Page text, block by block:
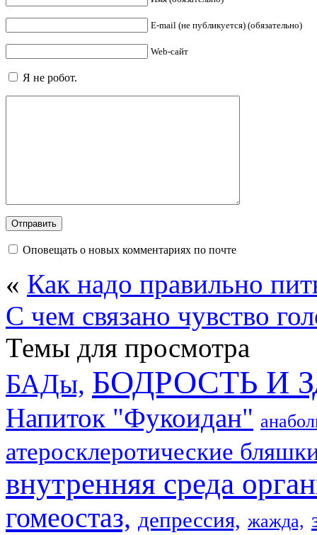
E-mail (не публикуется) (обязательно)
Web-сайт
Я не робот.
Оповещать о новых комментариях по почте
« Как надо правильно
С чем связано чувство
Темы для просмотра
БАДы, БОДРОСТЬ И
Напиток "Фукоидан"
атеросклеротические
внутренняя среда
гомеостаз, депрессия, жажда,